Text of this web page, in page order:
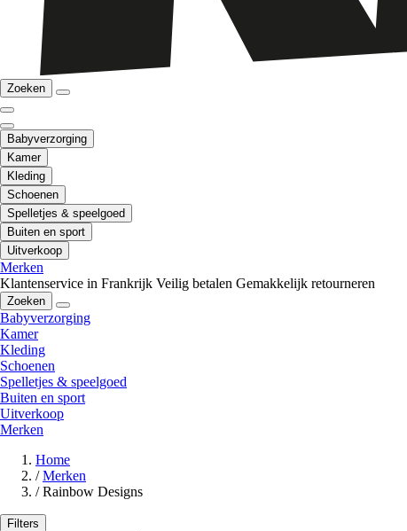
Zoeken
Babyverzorging
Kamer
Kleding
Schoenen
Spelletjes & speelgoed
Buiten en sport
Uitverkoop
Merken
Klantenservice in Frankrijk Veilig betalen Gemakkelijk retourneren
Zoeken
Babyverzorging
Kamer
Kleding
Schoenen
Spelletjes & speelgoed
Buiten en sport
Uitverkoop
Merken
Home
/ Merken
/ Rainbow Designs
Filters